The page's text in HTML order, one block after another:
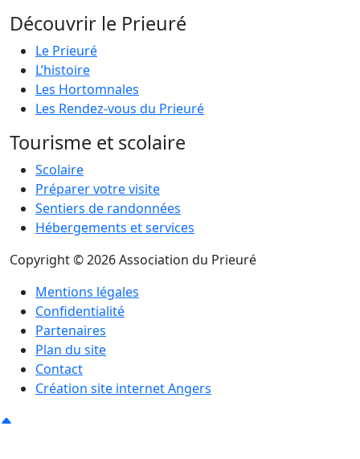
Découvrir le Prieuré
Le Prieuré
L’histoire
Les Hortomnales
Les Rendez-vous du Prieuré
Tourisme et scolaire
Scolaire
Préparer votre visite
Sentiers de randonnées
Hébergements et services
Copyright © 2026 Association du Prieuré
Mentions légales
Confidentialité
Partenaires
Plan du site
Contact
Création site internet Angers